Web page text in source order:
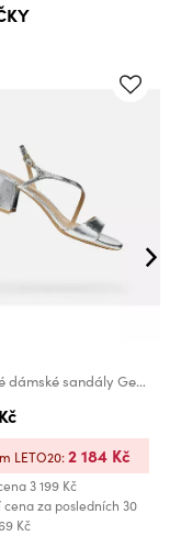
Stříbrné dámské sandály Geox New Eraklia 50 T01
3 199 Kč
cena za posledních 30
Kč
LETO20:2 184 Kč